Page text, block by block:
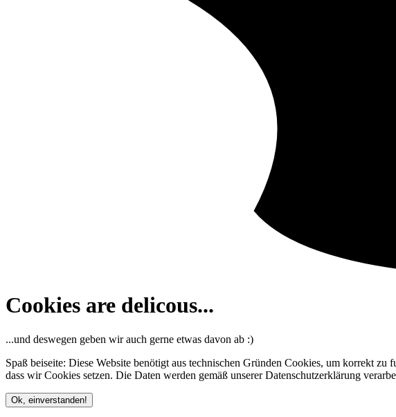
Cookies are delicous...
...und deswegen geben wir auch gerne etwas davon ab :)
Spaß beiseite: Diese Website benötigt aus technischen Gründen Cookies, um korrekt
dass wir Cookies setzen. Die Daten werden gemäß unserer Datenschutzerklärung
Ok, einverstanden!